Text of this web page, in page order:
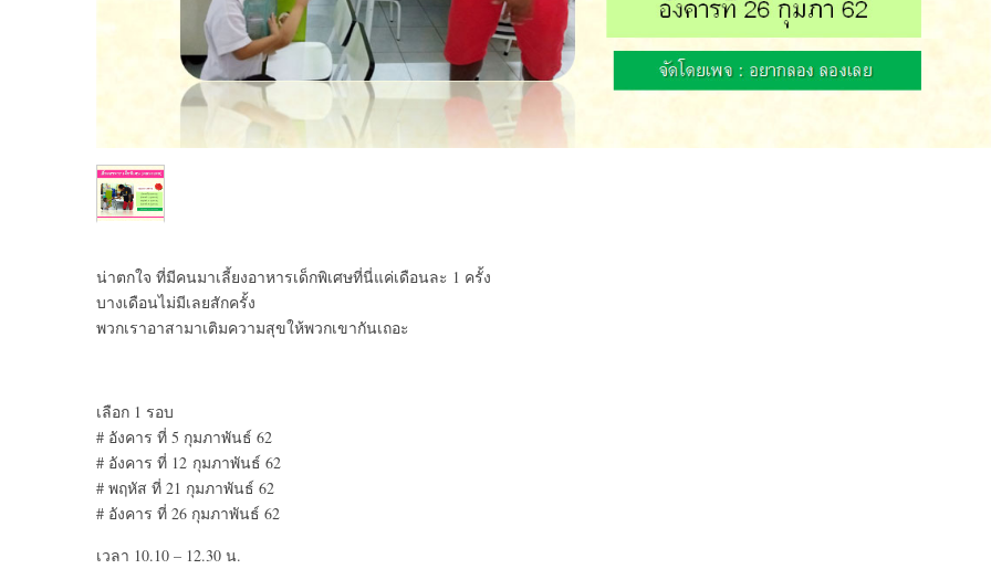
น่าตกใจ ที่มีคนมาเลี้ยงอาหารเด็กพิเศษที่นี่แค่เดือนละ 1 ครั้ง
บางเดือนไม่มีเลยสักครั้ง
พวกเราอาสามาเติมความสุขให้พวกเขากันเถอะ
เลือก 1 รอบ
# อังคาร ที่ 5 กุมภาพันธ์ 62
# อังคาร ที่ 12 กุมภาพันธ์ 62
# พฤหัส ที่ 21 กุมภาพันธ์ 62
# อังคาร ที่ 26 กุมภาพันธ์ 62
เวลา 10.10 – 12.30 น.